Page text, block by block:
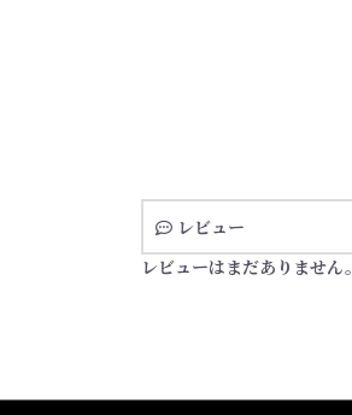
レビュー
レビューはまだありません。